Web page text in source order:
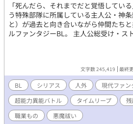
「死んだら、それまでだと覚悟してい
う特殊部隊に所属している主人公・神
と）が過去と向き合いながら仲間たち
ルファンタジーBL。 主人公総受け・ス
文字数 245,419 最終
BL シリアス 人外 現代ファン
超能力異能バトル
タイムリープ
職業もの
悪魔祓い